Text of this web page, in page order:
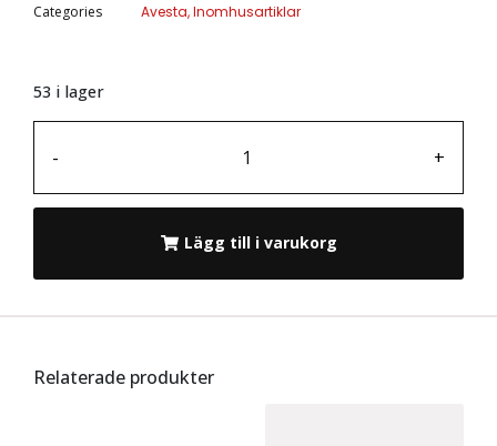
Categories
Avesta,Inomhusartiklar
53 i lager
- +
Lägg till i varukorg
Relaterade produkter